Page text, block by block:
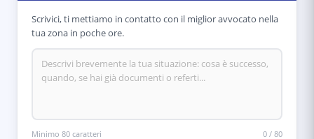
Scrivici, ti mettiamo in contatto con il miglior avvocato nella
tua zona in poche ore.
Minimo 80 caratteri 0 / 80